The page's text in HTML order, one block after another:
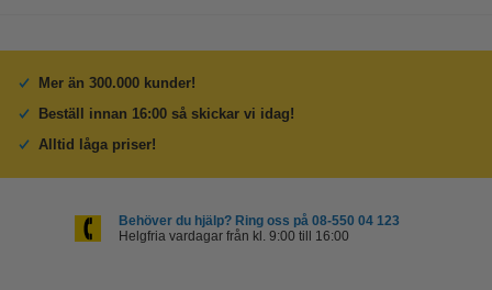
Mer än 300.000 kunder!
Beställ innan 16:00 så skickar vi idag!
Alltid låga priser!
Behöver du hjälp? Ring oss på 08-550 04 123
Helgfria vardagar från kl. 9:00 till 16:00